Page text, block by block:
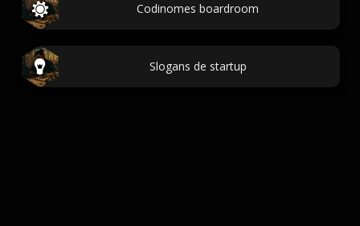
Codinomes boardroom
Slogans de startup